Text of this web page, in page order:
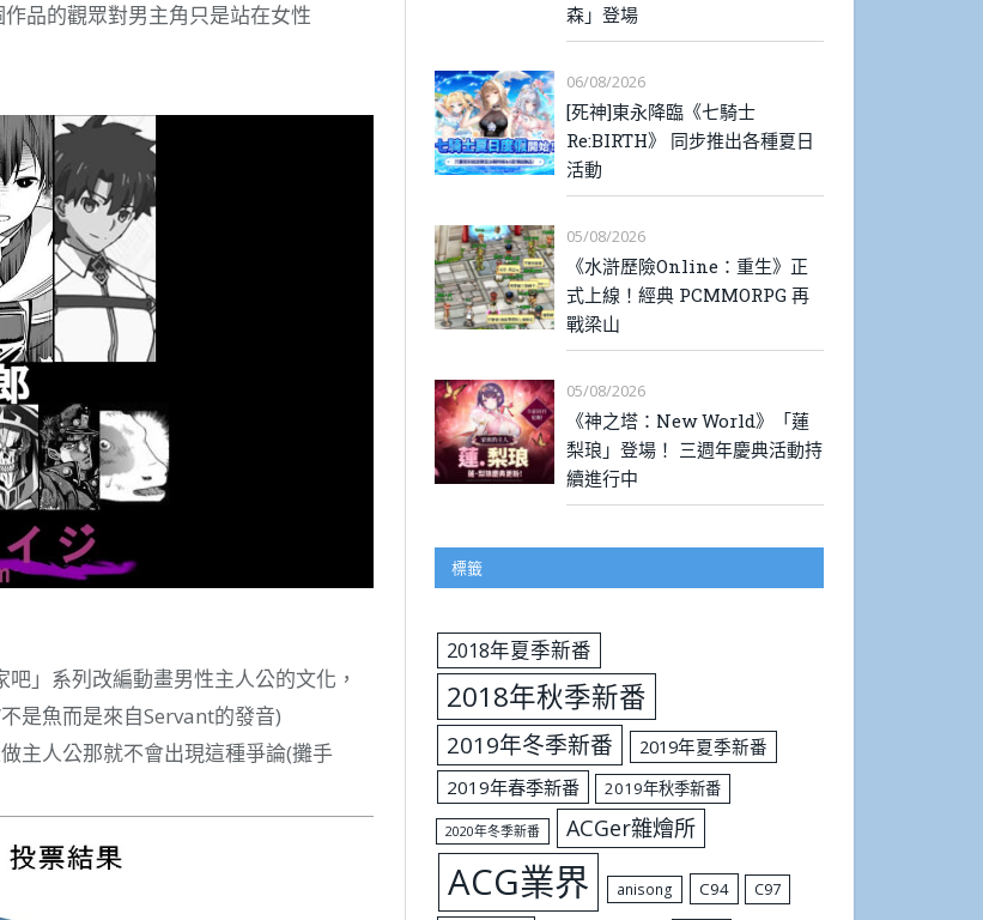
品的觀眾對男主角只是站在女性
」系列改編動畫男性主人公的文化，
是魚而是來自Servant的發音)
主人公那就不會出現這種爭論(攤手
森」登場
06/08/2026
[死神]東永降臨《七騎士
Re:BIRTH》 同步推出各種夏日
活動
05/08/2026
《水滸歷險Online：重生》正
式上線！經典 PCMMORPG 再
戰梁山
05/08/2026
《神之塔：New World》「蓮
梨琅」登場！ 三週年慶典活動持
續進行中
標籤
2018年夏季新番
2018年秋季新番
2019年冬季新番
2019年夏季新番
2019年春季新番
2019年秋季新番
2020年冬季新番 ACGer雜燴所
ACG業界 anisong C94 C97